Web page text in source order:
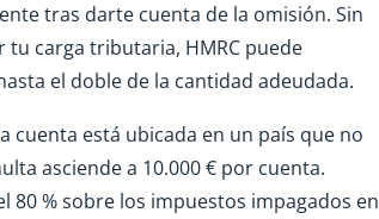
tras darte cuenta de la omisión. Sin
carga tributaria, HMRC puede
el doble de la cantidad adeudada.
cuenta está ubicada en un país que no
asciende a 10.000 € por cuenta.
80 % sobre los impuestos impagados en